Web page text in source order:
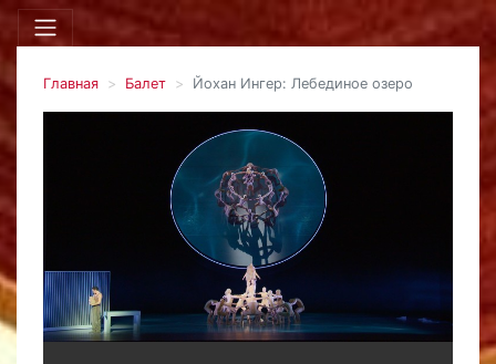
Главная Балет Йохан Ингер: Лебединое озеро